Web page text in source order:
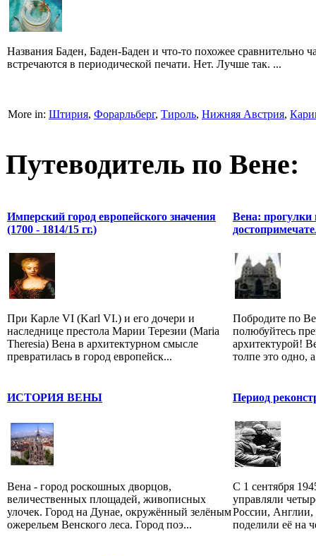
Названия Баден, Баден-Баден и что-то похожее сравнительно
встречаются в периодической печати. Нет. Лучше так. ...
More in: Штирия, Форарльберг, Тироль, Нижняя Австрия,
Путеводитель по Вене:
Имперский город европейского значения
(1700 - 1814/15 гг.)
При Карле VI (Karl VI.) и его дочери и
наследнице престола Марии Терезии (Maria
Theresia) Вена в архитектурном смысле
превратилась в город европейск...
Вена: прогулки
Побродите по
полюбуйтесь
архитектурой!
толпе это одно,
ИСТОРИЯ ВЕНЫ
Вена - город роскошных дворцов,
величественных площадей, живописных
улочек. Город на Дунае, окружённый зелёным
ожерельем Венского леса. Город поэ...
Период
С 1 сентября
управляли
России,
поделили её на